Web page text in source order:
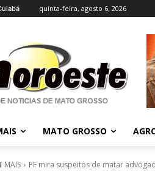
quinta-feira, agosto 6, 2026
MATO GROSSO
MAIS PF mira suspeitos de matar